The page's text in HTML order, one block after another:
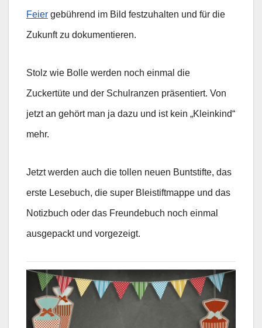
Feier gebührend im Bild festzuhalten und für die
Zukunft zu dokumentieren.
Stolz wie Bolle werden noch einmal die
Zuckertüte und der Schulranzen präsentiert. Von
jetzt an gehört man ja dazu und ist kein „Kleinkind“
mehr.
Jetzt werden auch die tollen neuen Buntstifte, das
erste Lesebuch, die super Bleistiftmappe und das
Notizbuch oder das Freundebuch noch einmal
ausgepackt und vorgezeigt.